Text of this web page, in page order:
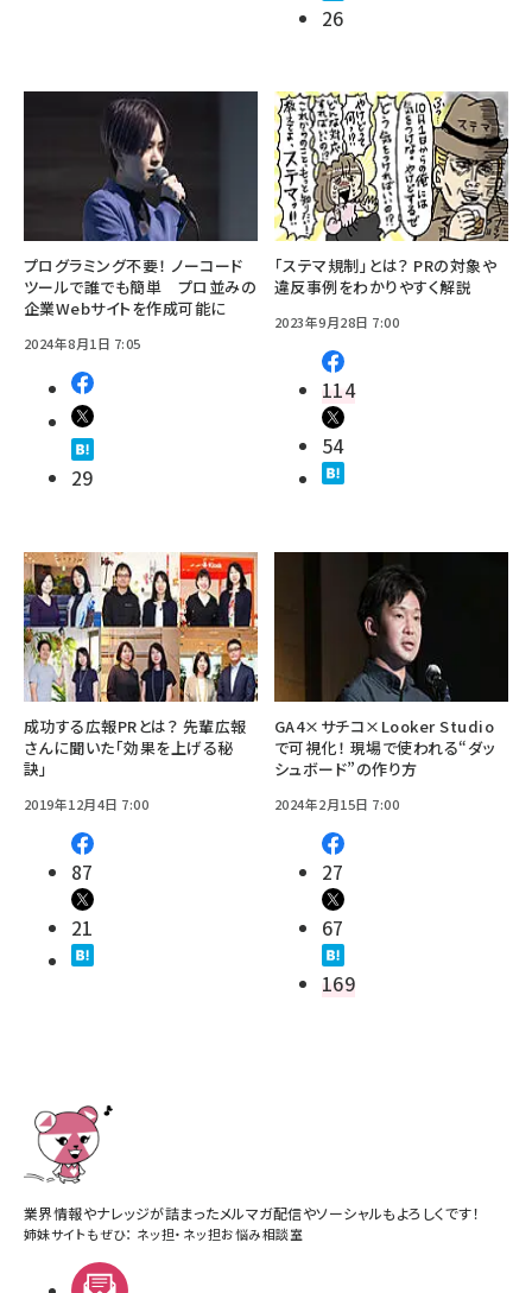
26
プログラミング不要！ ノーコード
ツールで誰でも簡単 プロ並みの
企業Webサイトを作成可能に
2024年8月1日 7:05
29
「ステマ規制」とは？ PRの対象や
違反事例をわかりやすく解説
2023年9月28日 7:00
114
54
成功する広報PRとは？ 先輩広報
さんに聞いた「効果を上げる秘
訣」
2019年12月4日 7:00
87
21
GA4×サチコ×Looker Studio
で可視化！ 現場で使われる“ダッ
シュボード”の作り方
2024年2月15日 7:00
27
67
169
業界情報やナレッジが詰まったメルマガ配信やソーシャルもよろしくです！
姉妹サイトもぜひ： ネッ担・ ネッ担お悩み相談室